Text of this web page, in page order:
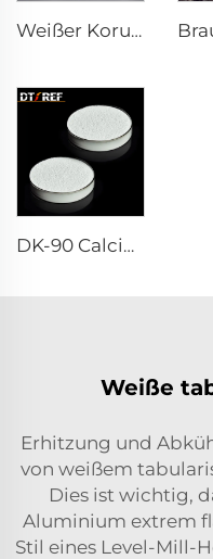
Weißer Korundpulver
DK-90 Calcium Aluminate Zement
Weiße
Erhitzung und
von weißem
Dies ist wichtig,
Aluminium extrem
Stil eines Level-Mill-